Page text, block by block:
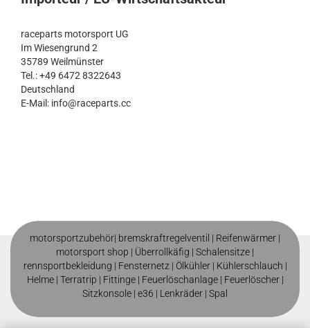
raceparts motorsport UG
Im Wiesengrund 2
35789 Weilmünster
Tel.: +49 6472 8322643
Deutschland
E-Mail: info@raceparts.cc
motorsportzubehör| bremskraftregelventil | Reifenwärmer |
motorsport shop | Überrollkäfig | Schalensitze |
rennsportbekleidung | Fensternetz | Ölkühler| Kühlerschlauch |
Helme | Terratrip | Fittinge| Feuerlöschanlage | Feuerlöscher |
Sitzkonsole | e36 | Lenkräder | Spal